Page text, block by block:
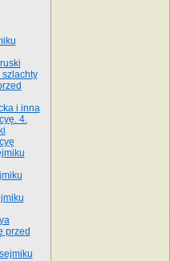
szlachty
i inna
4.
przed